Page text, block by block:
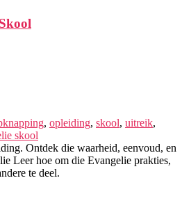
, opleiding, skool, uitreik,
skool
Ontdek die waarheid, eenvoud, en
Leer hoe om die Evangelie prakties,
te deel.